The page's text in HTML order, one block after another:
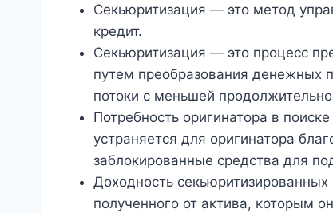
Секьюритизация — это метод
кредит.
Секьюритизация — это процесс
путем преобразования денежных
потоки с меньшей
Потребность оригинатора в
устраняется для оригинатора
заблокированные средства для
Доходность
полученного от актива, которым